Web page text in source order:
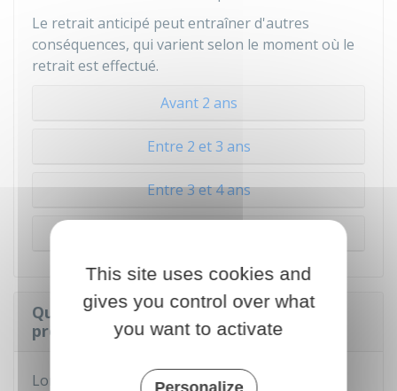
Le retrait anticipé peut entraîner d'autres
conséquences, qui varient selon le moment où le
retrait est effectué.
Avant 2 ans
Entre 2 et 3 ans
Entre 3 et 4 ans
Quelles sont les conditions d'octroi du
prêt lié au PEL ?
Lorsque votre PEL est arrivé à terme, vous
This site uses cookies and
gives you control over what
you want to activate
Personalize